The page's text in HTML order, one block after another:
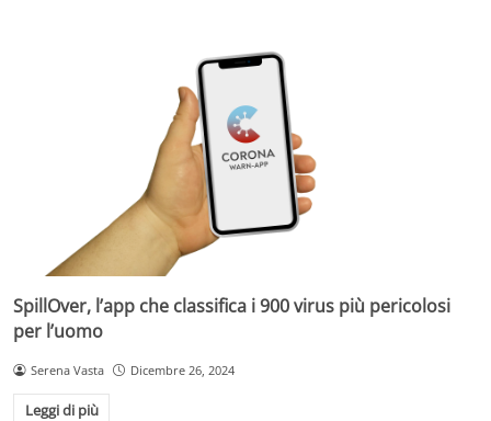
SpillOver, l’app che classifica i 900 virus più pericolosi
per l’uomo
Serena Vasta Dicembre 26, 2024
Leggi di più